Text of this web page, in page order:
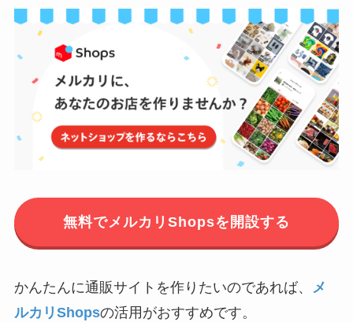
無料でメルカリShopsを開設する
かんたんに通販サイトを作りたいのであれば、 メ
ルカリShopsの活用がおすすめです。